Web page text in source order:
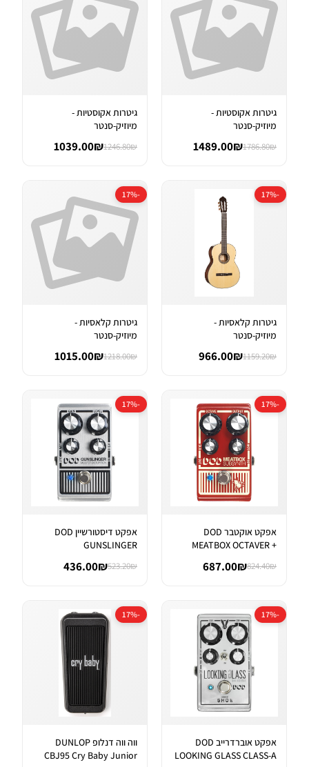
גיטרות אקוסטיות -
מיוזיק-סנטר
1786.80₪
1489.00₪
גיטרות אקוסטיות -
מיוזיק-סנטר
1246.80₪
1039.00₪
-17%
גיטרות קלאסיות -
מיוזיק-סנטר
1159.20₪
966.00₪
-17%
גיטרות קלאסיות -
מיוזיק-סנטר
1218.00₪
1015.00₪
-17%
אפקט אוקטבר DOD
MEATBOX OCTAVER +
824.40₪
687.00₪
-17%
אפקט דיסטורשיין DOD
GUNSLINGER
523.20₪
436.00₪
-17%
אפקט אוברדרייב DOD
LOOKING GLASS CLASS-A
-17%
ווה ווה דנלופ DUNLOP
CBJ95 Cry Baby Junior